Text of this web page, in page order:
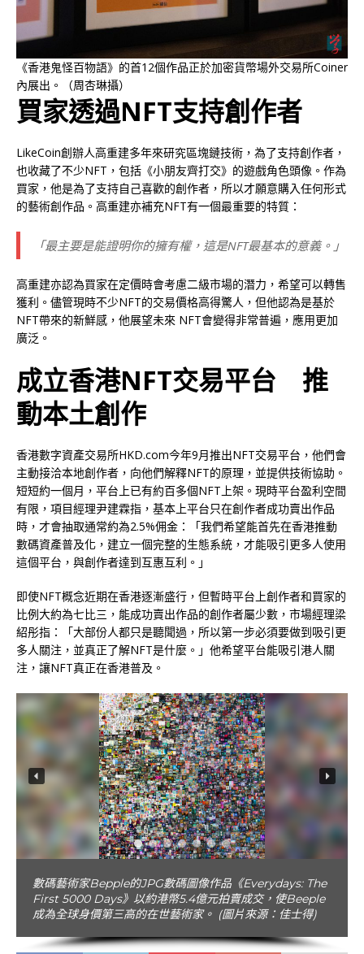
《香港鬼怪百物語》的首12個作品正於加密貨幣場外交易所Coiner
內展出。（周杏琳攝）
買家透過NFT支持創作者
LikeCoin創辦人高重建多年來研究區塊鏈技術，為了支持創作者，
也收藏了不少NFT，包括《小朋友齊打交》的遊戲角色頭像。作為
買家，他是為了支持自己喜歡的創作者，所以才願意購入任何形式
的藝術創作品。高重建亦補充NFT有一個最重要的特質：
「最主要是能證明你的擁有權，這是NFT最基本的意義。」
高重建亦認為買家在定價時會考慮二級市場的潛力，希望可以轉售
獲利。儘管現時不少NFT的交易價格高得驚人，但他認為是基於
NFT帶來的新鮮感，他展望未來 NFT會變得非常普遍，應用更加
廣泛。
成立香港NFT交易平台 推
動本土創作
香港數字資產交易所HKD.com今年9月推出NFT交易平台，他們會
主動接洽本地創作者，向他們解釋NFT的原理，並提供技術協助。
短短約一個月，平台上已有約百多個NFT上架。現時平台盈利空間
有限，項目經理尹建霖指，基本上平台只在創作者成功賣出作品
時，才會抽取通常約為2.5%佣金：「我們希望能首先在香港推動
數碼資產普及化，建立一個完整的生態系統，才能吸引更多人使用
這個平台，與創作者達到互惠互利。」
即使NFT概念近期在香港逐漸盛行，但暫時平台上創作者和買家的
比例大約為七比三，能成功賣出作品的創作者屬少數，市場經理梁
紹彤指：「大部份人都只是聽聞過，所以第一步必須要做到吸引更
多人關注，並真正了解NFT是什麼。」他希望平台能吸引港人關
注，讓NFT真正在香港普及。
數碼藝術家Bepple的JPG數碼圖像作品《Everydays: The
First 5000 Days》以約港幣5.4億元拍賣成交，使Beeple
成為全球身價第三高的在世藝術家。 (圖片來源：佳士得)